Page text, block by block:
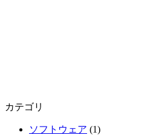
カテゴリ
ソフトウェア (1)